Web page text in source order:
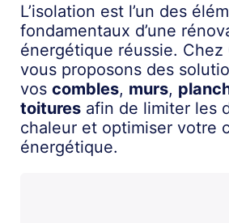
L’isolation est l’un des
fondamentaux d’une
énergétique réussie. Chez
vous proposons des
vos combles, murs,
toitures afin de limiter les
chaleur et optimiser votre
énergétique.